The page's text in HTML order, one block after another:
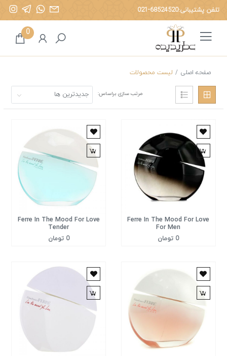
تلفن پشتیبانی:021-68524520
0
صفحه اصلی / لیست محصولات
مرتب سازی براساس:
Ferre In The Mood For Love
For Men
0 تومان
Ferre In The Mood For Love
Tender
0 تومان